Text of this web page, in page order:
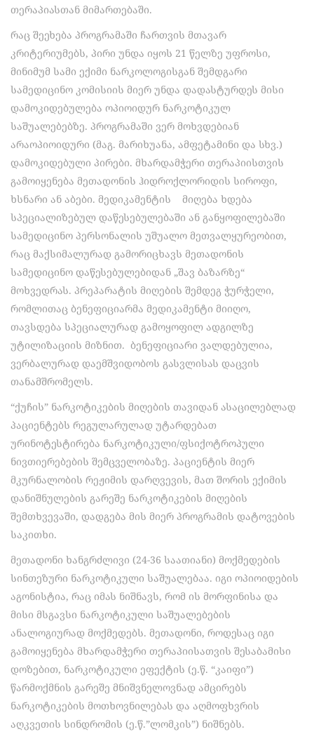
თერაპიასთან მიმართებაში.
რაც შეეხება პროგრამაში ჩართვის მთავარ
კრიტერიუმებს, პირი უნდა იყოს 21 წელზე უფროსი,
მინიმუმ სამი ექიმი ნარკოლოგისგან შემდგარი
სამედიცინო კომისიის მიერ უნდა დადასტურდეს მისი
დამოკიდებულება ოპიოიდურ ნარკოტიკულ
საშუალებებზე. პროგრამაში ვერ მოხვდებიან
არაოპიოიდური (მაგ. მარიხუანა, ამფეტამინი და სხვ.)
დამოკიდებული პირები. მხარდამჭერი თერაპიისთვის
გამოიყენება მეთადონის ჰიდროქლორიდის სიროფი,
ხსნარი ან აბები. მედიკამენტის მიღება ხდება
სპეციალიზებულ დაწესებულებაში ან განყოფილებაში
სამედიცინო პერსონალის უშუალო მეთვალყურეობით,
რაც მაქსიმალურად გამორიცხავს მეთადონის
სამედიცინო დაწესებულებიდან „შავ ბაზარზე“
მოხვედრას. პრეპარატის მიღების შემდეგ ჭურჭელი,
რომლითაც ბენეფიციარმა მედიკამენტი მიიღო,
თავსდება სპეციალურად გამოყოფილ ადგილზე
უტილიზაციის მიზნით. ბენეფიციარი ვალდებულია,
ვერბალურად დაემშვიდობოს გასვლისას დაცვის
თანამშრომელს.
“ქუჩის” ნარკოტიკების მიღების თავიდან ასაცილებლად
პაციენტებს რეგულარულად უტარდებათ
ურინოტესტირება ნარკოტიკული/ფსიქოტროპული
ნივთიერებების შემცველობაზე. პაციენტის მიერ
მკურნალობის რეჟიმის დარღვევის, მათ შორის ექიმის
დანიშნულების გარეშე ნარკოტიკების მიღების
შემთხვევაში, დადგება მის მიერ პროგრამის დატოვების
საკითხი.
მეთადონი ხანგრძლივი (24-36 საათიანი) მოქმედების
სინთეზური ნარკოტიკული საშუალებაა. იგი ოპიოიდების
აგონისტია, რაც იმას ნიშნავს, რომ ის მორფინისა და
მისი მსგავსი ნარკოტიკული საშუალებების
ანალოგიურად მოქმედებს. მეთადონი, როდესაც იგი
გამოიყენება მხარდამჭერი თერაპიისათვის შესაბამისი
დოზებით, ნარკოტიკული ეფექტის (ე.წ. “კაიფი”)
წარმოქმნის გარეშე მნიშვნელოვნად ამცირებს
ნარკოტიკების მოთხოვნილებას და აღმოფხვრის
აღკვეთის სინდრომის (ე.წ.”ლომკის”) ნიშნებს.